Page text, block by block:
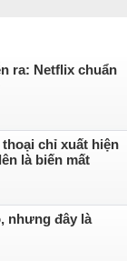
ra: Netflix chuẩn
chỉ xuất hiện
là biến mất
nhưng đây là